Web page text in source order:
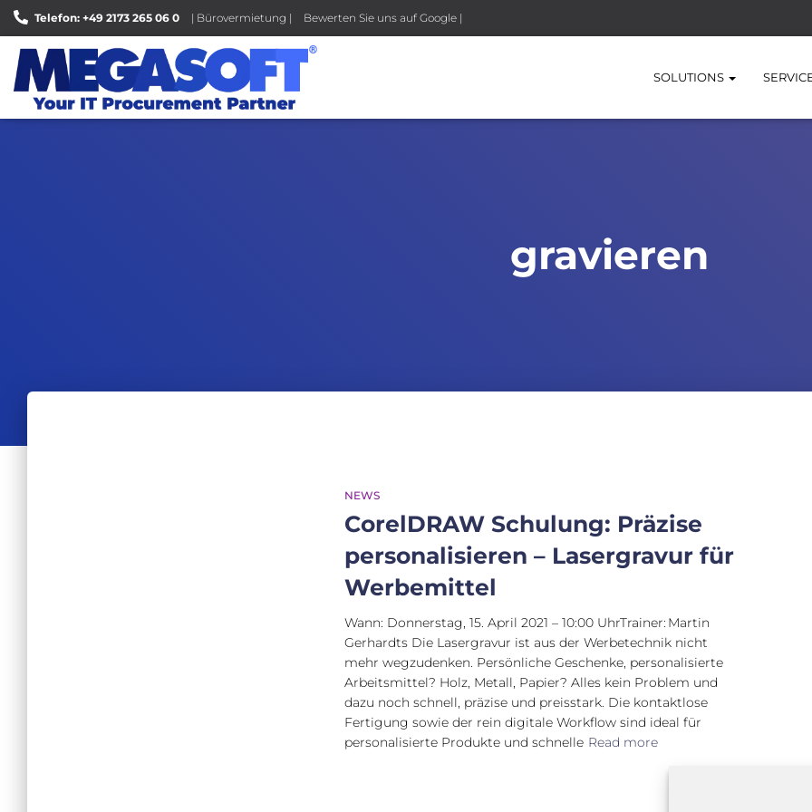
Telefon: +49 2173 265 06 0 | Bürovermietung | Bewerten Sie uns auf Google |
SOLUTIONS
gravieren
NEWS
CorelDRAW Schulung: Präzise
personalisieren – Lasergravur für
Werbemittel
Wann: Donnerstag, 15. April 2021 – 10:00 UhrTrainer: Martin
Gerhardts Die Lasergravur ist aus der Werbetechnik nicht
mehr wegzudenken. Persönliche Geschenke, personalisierte
Arbeitsmittel? Holz, Metall, Papier? Alles kein Problem und
dazu noch schnell, präzise und preisstark. Die kontaktlose
Fertigung sowie der rein digitale Workflow sind ideal für
personalisierte Produkte und schnelle Read more